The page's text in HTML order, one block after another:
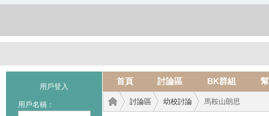
用戶登入
用戶名稱：
首頁 討論區 BK群組
討論區 幼校討論 馬鞍山朗思